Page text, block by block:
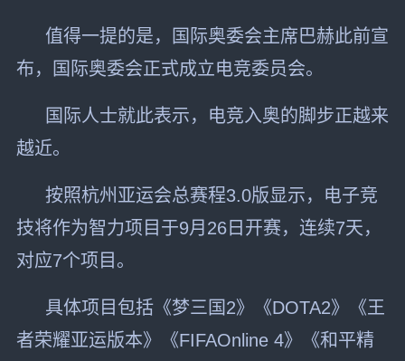
值得一提的是，国际奥委会主席巴赫此前宣
布，国际奥委会正式成立电竞委员会。
国际人士就此表示，电竞入奥的脚步正越来
越近。
按照杭州亚运会总赛程3.0版显示，电子竞
技将作为智力项目于9月26日开赛，连续7天，
对应7个项目。
具体项目包括《梦三国2》《DOTA2》《王
者荣耀亚运版本》《FIFAOnline 4》《和平精